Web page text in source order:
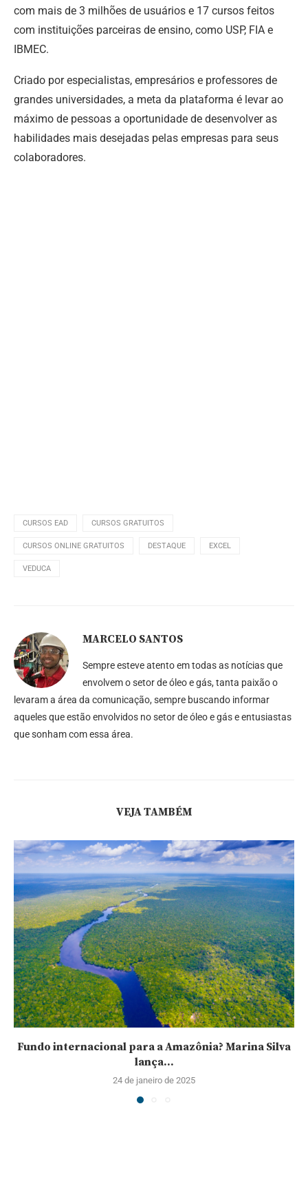
com mais de 3 milhões de usuários e 17 cursos feitos
com instituições parceiras de ensino, como USP, FIA e
IBMEC.
Criado por especialistas, empresários e professores de
grandes universidades, a meta da plataforma é levar ao
máximo de pessoas a oportunidade de desenvolver as
habilidades mais desejadas pelas empresas para seus
colaboradores.
CURSOS EAD CURSOS GRATUITOS
CURSOS ONLINE GRATUITOS DESTAQUE EXCEL
VEDUCA
MARCELO SANTOS
Sempre esteve atento em todas as notícias que
envolvem o setor de óleo e gás, tanta paixão o
levaram a área da comunicação, sempre buscando informar
aqueles que estão envolvidos no setor de óleo e gás e entusiastas
que sonham com essa área.
VEJA TAMBÉM
Fundo internacional para a Amazônia? Marina Silva
lança...
24 de janeiro de 2025